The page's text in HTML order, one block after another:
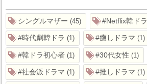
シングルマザー 45 #Netflix韓ドラ
#時代劇韓ドラ 1 #癒しドラマ 1
#韓ドラ初心者 1 #30代女性 1
#社会派ドラマ 1 #推しドラマ 1